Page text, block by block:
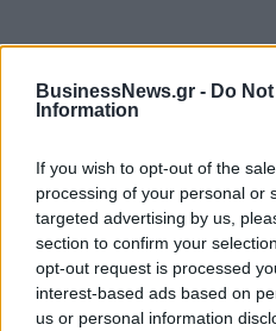
BusinessNews.gr - Do
Information
If you wish to opt-out of the
processing of your personal or
targeted advertising by us,
section to confirm your
opt-out request is processed
interest-based ads based on
us or personal information
ΡΟΗ ΕΙΔΗΣΕΩΝ
Χρηματιστήριο: Πτώση
εκατ. ευρώ ο τζίρος